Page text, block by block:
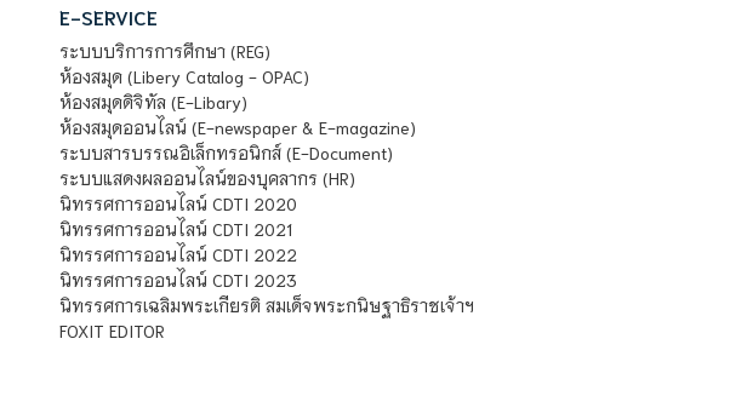
E-SERVICE
ระบบบริการการศึกษา (REG)
ห้องสมุด (Libery Catalog - OPAC)
ห้องสมุดดิจิทัล (E-Libary)
ห้องสมุดออนไลน์ (E-newspaper & E-magazine)
ระบบสารบรรณอิเล็กทรอนิกส์ (E-Document)
ระบบแสดงผลออนไลน์ของบุคลากร (HR)
นิทรรศการออนไลน์ CDTI 2020
นิทรรศการออนไลน์ CDTI 2021
นิทรรศการออนไลน์ CDTI 2022
นิทรรศการออนไลน์ CDTI 2023
นิทรรศการเฉลิมพระเกียรติ สมเด็จพระกนิษฐาธิราชเจ้าฯ
FOXIT EDITOR